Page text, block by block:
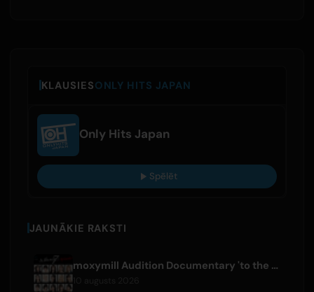
KLAUSIESONLY HITS JAPAN
Only Hits Japan
Spēlēt
JAUNĀKIE RAKSTI
moxymill Audition Documentary 'to the nex7' Episode 1 Released